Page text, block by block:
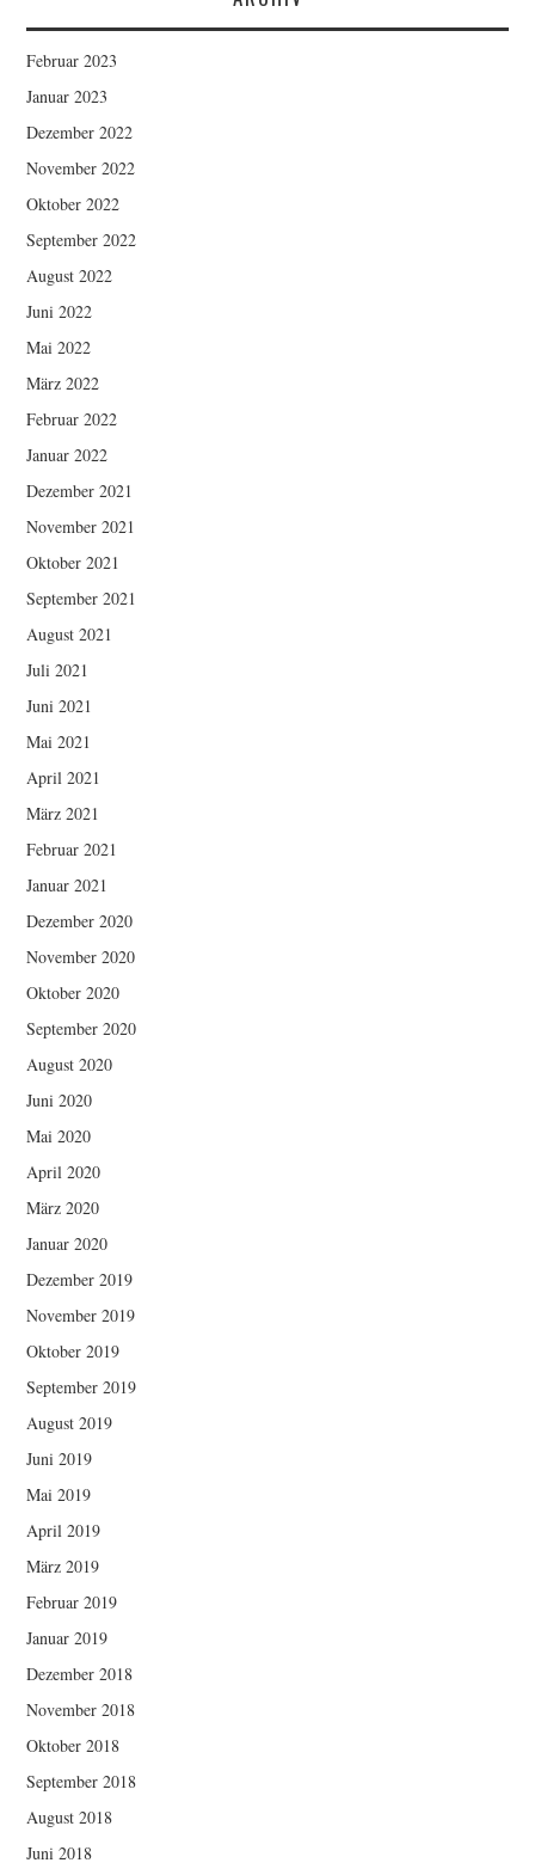
Februar 2023
Januar 2023
Dezember 2022
November 2022
Oktober 2022
September 2022
August 2022
Juni 2022
Mai 2022
März 2022
Februar 2022
Januar 2022
Dezember 2021
November 2021
Oktober 2021
September 2021
August 2021
Juli 2021
Juni 2021
Mai 2021
April 2021
März 2021
Februar 2021
Januar 2021
Dezember 2020
November 2020
Oktober 2020
September 2020
August 2020
Juni 2020
Mai 2020
April 2020
März 2020
Januar 2020
Dezember 2019
November 2019
Oktober 2019
September 2019
August 2019
Juni 2019
Mai 2019
April 2019
März 2019
Februar 2019
Januar 2019
Dezember 2018
November 2018
Oktober 2018
September 2018
August 2018
Juni 2018